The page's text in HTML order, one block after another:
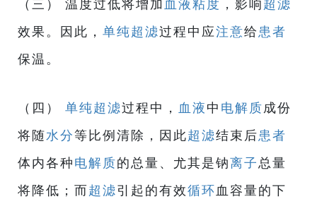
（三） 温度过低将增加 血液粘度 ，影响超滤
效果。因此， 单纯超滤过程中应注意给患者
保温。
（四） 单纯超滤过程中， 血液中 电解质成份
将随水分等比例清除，因此超滤结束后患者
体内各种电解质的总量、尤其是钠离子总量
将降低；而超滤引起的有效循环血容量的下